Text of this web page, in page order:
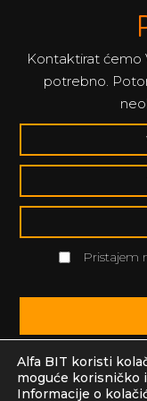
Kontaktirat ćemo
potrebno.
Pristajem
Alfa BIT koristi
moguće korisničko
Informacije o